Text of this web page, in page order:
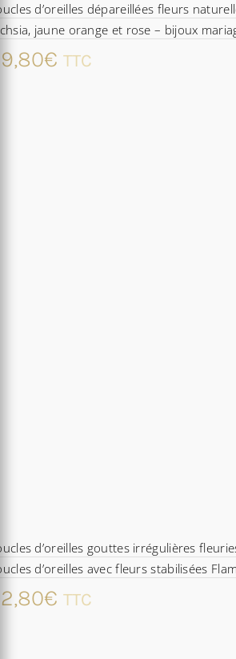
d’oreilles dépareillées fleurs
jaune orange et rose – bijoux
€ TTC
d’oreilles gouttes irrégulières
d’oreilles avec fleurs stabilisées
€ TTC